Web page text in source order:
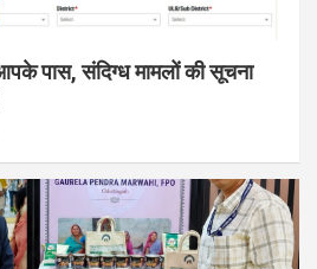
पास, संदिग्ध मामलों की सूचना